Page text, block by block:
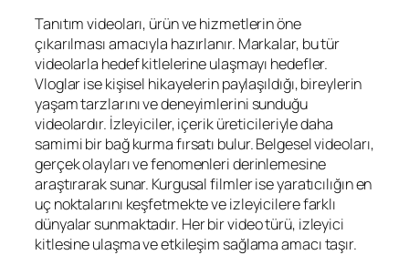
Tanıtım videoları, ürün ve hizmetlerin öne
çıkarılması amacıyla hazırlanır. Markalar, bu tür
videolarla hedef kitlelerine ulaşmayı hedefler.
Vloglar ise kişisel hikayelerin paylaşıldığı, bireylerin
yaşam tarzlarını ve deneyimlerini sunduğu
videolardır. İzleyiciler, içerik üreticileriyle daha
samimi bir bağ kurma fırsatı bulur. Belgesel videoları,
gerçek olayları ve fenomenleri derinlemesine
araştırarak sunar. Kurgusal filmler ise yaratıcılığın en
uç noktalarını keşfetmekte ve izleyicilere farklı
dünyalar sunmaktadır. Her bir video türü, izleyici
kitlesine ulaşma ve etkileşim sağlama amacı taşır.